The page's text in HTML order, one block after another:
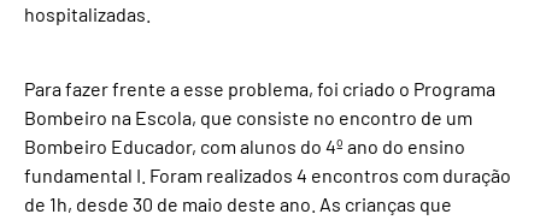
hospitalizadas.
Para fazer frente a esse problema, foi criado o Programa
Bombeiro na Escola, que consiste no encontro de um
Bombeiro Educador, com alunos do 4º ano do ensino
fundamental I. Foram realizados 4 encontros com duração
de 1h, desde 30 de maio deste ano. As crianças que